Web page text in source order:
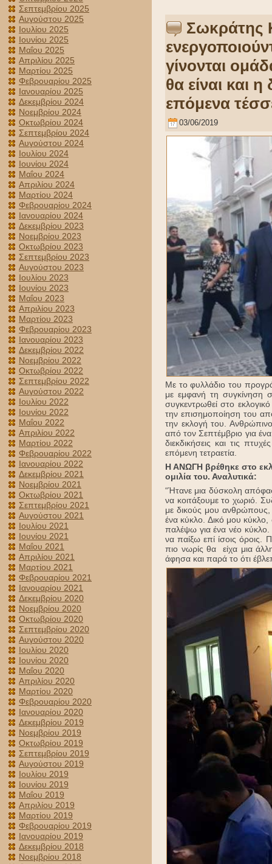
Σεπτεμβρίου 2025
Αυγούστου 2025
Ιουλίου 2025
Ιουνίου 2025
Μαΐου 2025
Απριλίου 2025
Μαρτίου 2025
Φεβρουαρίου 2025
Ιανουαρίου 2025
Δεκεμβρίου 2024
Νοεμβρίου 2024
Οκτωβρίου 2024
Σεπτεμβρίου 2024
Αυγούστου 2024
Ιουλίου 2024
Ιουνίου 2024
Μαΐου 2024
Απριλίου 2024
Μαρτίου 2024
Φεβρουαρίου 2024
Ιανουαρίου 2024
Δεκεμβρίου 2023
Νοεμβρίου 2023
Οκτωβρίου 2023
Σεπτεμβρίου 2023
Αυγούστου 2023
Ιουλίου 2023
Ιουνίου 2023
Μαΐου 2023
Απριλίου 2023
Μαρτίου 2023
Φεβρουαρίου 2023
Ιανουαρίου 2023
Δεκεμβρίου 2022
Νοεμβρίου 2022
Οκτωβρίου 2022
Σεπτεμβρίου 2022
Αυγούστου 2022
Ιουλίου 2022
Ιουνίου 2022
Μαΐου 2022
Απριλίου 2022
Μαρτίου 2022
Φεβρουαρίου 2022
Ιανουαρίου 2022
Δεκεμβρίου 2021
Νοεμβρίου 2021
Οκτωβρίου 2021
Σεπτεμβρίου 2021
Αυγούστου 2021
Ιουλίου 2021
Ιουνίου 2021
Μαΐου 2021
Απριλίου 2021
Μαρτίου 2021
Φεβρουαρίου 2021
Ιανουαρίου 2021
Δεκεμβρίου 2020
Νοεμβρίου 2020
Οκτωβρίου 2020
Σεπτεμβρίου 2020
Αυγούστου 2020
Ιουλίου 2020
Ιουνίου 2020
Μαΐου 2020
Απριλίου 2020
Μαρτίου 2020
Φεβρουαρίου 2020
Ιανουαρίου 2020
Δεκεμβρίου 2019
Νοεμβρίου 2019
Οκτωβρίου 2019
Σεπτεμβρίου 2019
Αυγούστου 2019
Ιουλίου 2019
Ιουνίου 2019
Μαΐου 2019
Απριλίου 2019
Μαρτίου 2019
Φεβρουαρίου 2019
Ιανουαρίου 2019
Δεκεμβρίου 2018
Νοεμβρίου 2018
Σωκράτης
γίνονται
θα είναι και
επόμενα
03/06/2019
Με το φυλλάδιο του
με εμφανή τη συγκίνηση
συγκεντρωθεί στο
την επισημοποίηση του
την εκλογή του.
από τον Σεπτέμβριο για
διεκδικήσεις και τις
επόμενη τετραετία.
Η ΑΝΩΓΗ βρέθηκε στο
ομιλία του. Αναλυτικά:
“Ήτανε μια δύσκολη
να κοιτάξουμε το χωριό.
με δικούς μου ανθρώπους,
ένα κύκλο. Δικό μου κύκλο,
παλέψω για ένα νέο κύκλο.
να παίξω επί ίσοις όροις.
πιο νωρίς θα είχα μια
άφησα και παρά το ότι